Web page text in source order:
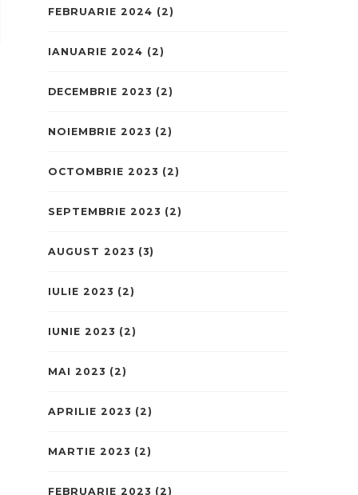
FEBRUARIE 2024 (2)
IANUARIE 2024 (2)
DECEMBRIE 2023 (2)
NOIEMBRIE 2023 (2)
OCTOMBRIE 2023 (2)
SEPTEMBRIE 2023 (2)
AUGUST 2023 (3)
IULIE 2023 (2)
IUNIE 2023 (2)
MAI 2023 (2)
APRILIE 2023 (2)
MARTIE 2023 (2)
FEBRUARIE 2023 (2)